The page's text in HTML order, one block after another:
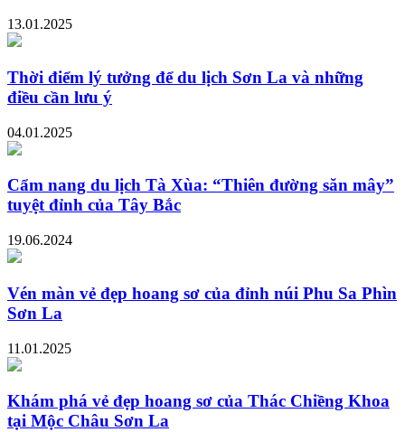
13.01.2025
Thời điểm lý tưởng để du lịch Sơn La và những
điều cần lưu ý
04.01.2025
Cẩm nang du lịch Tà Xùa: “Thiên đường săn mây”
tuyệt đỉnh của Tây Bắc
19.06.2024
Vén màn vẻ đẹp hoang sơ của đỉnh núi Phu Sa Phìn
Sơn La
11.01.2025
Khám phá vẻ đẹp hoang sơ của Thác Chiềng Khoa
tại Mộc Châu Sơn La